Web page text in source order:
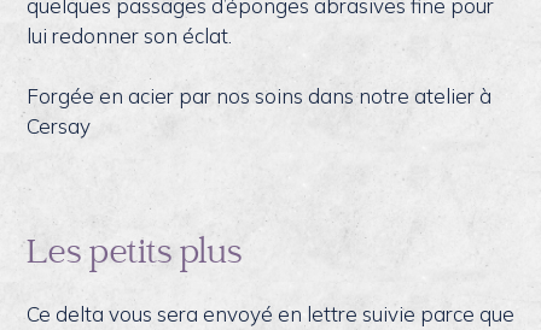
quelques passages d’éponges abrasives fine pour
lui redonner son éclat.
Forgée en acier par nos soins dans notre atelier à
Cersay
Les petits plus
Ce delta vous sera envoyé en lettre suivie parce que